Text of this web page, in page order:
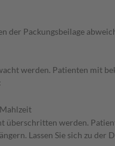
der Packungsbeilage
werden. Patienten mit
überschritten werden.
Lassen Sie sich zu